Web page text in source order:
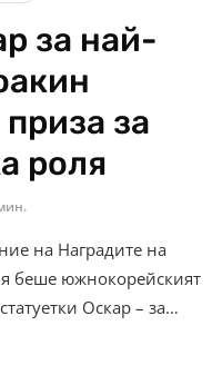
за най-
за
роля
на Наградите на
беше южнокорейският
Оскар – за…